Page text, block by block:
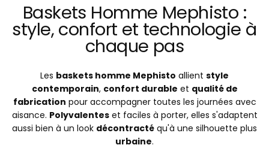
Baskets Homme Mephisto :
style, confort et technologie à
chaque pas
Les baskets homme Mephisto allient style
contemporain, confort durable et qualité de
fabrication pour accompagner toutes les journées avec
aisance. Polyvalenteset faciles à porter, elles s'adaptent
aussi bien à un look décontracté qu'à une silhouette plus
urbaine.